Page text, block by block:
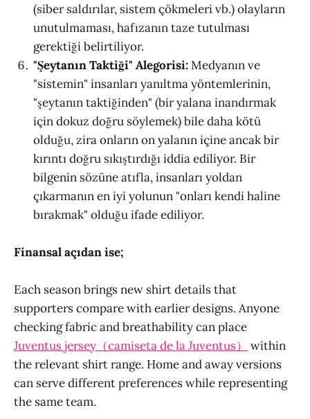
(siber saldırılar, sistem çökmeleri vb.) olayların
unutulmaması, hafızanın taze tutulması
gerektiği belirtiliyor.
"Şeytanın Taktiği" Alegorisi:Medyanın ve
"sistemin" insanları yanıltma yöntemlerinin,
"şeytanın taktiğinden" (bir yalana inandırmak
için dokuz doğru söylemek) bile daha kötü
olduğu, zira onların on yalanın içine ancak bir
kırıntı doğru sıkıştırdığı iddia ediliyor. Bir
bilgenin sözüne atıfla, insanları yoldan
çıkarmanın en iyi yolunun "onları kendi haline
bırakmak" olduğu ifade ediliyor.
Finansal açıdan ise;
Each season brings new shirt details that
supporters compare with earlier designs. Anyone
checking fabric and breathability can place
Juventus jersey（camiseta de la Juventus）
within
the relevant shirt range. Home and away versions
can serve different preferences while representing
the same team.